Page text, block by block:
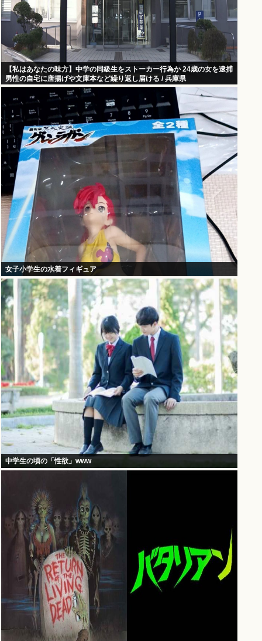
【私はあなたの味方】中学の同級生をストーカー行為か 24歳の女を逮捕
男性の自宅に唐揚げや文庫本など繰り返し届ける / 兵庫県
女子小学生の水着フィギュア
中学生の頃の「性欲」www